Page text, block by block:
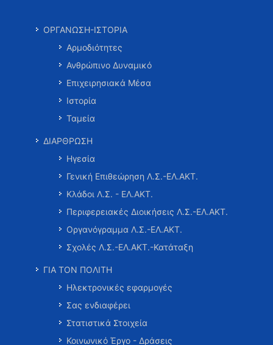
ΟΡΓΑΝΩΣΗ-ΙΣΤΟΡΙΑ
Αρμοδιότητες
Ανθρώπινο Δυναμικό
Επιχειρησιακά Μέσα
Ιστορία
Ταμεία
ΔΙΑΡΘΡΩΣΗ
Ηγεσία
Γενική Επιθεώρηση Λ.Σ.-ΕΛ.ΑΚΤ.
Κλάδοι Λ.Σ. - ΕΛ.ΑΚΤ.
Περιφερειακές Διοικήσεις Λ.Σ.-ΕΛ.ΑΚΤ.
Οργανόγραμμα Λ.Σ.-ΕΛ.ΑΚΤ.
Σχολές Λ.Σ.-ΕΛ.ΑΚΤ.-Κατάταξη
ΓΙΑ ΤΟΝ ΠΟΛΙΤΗ
Ηλεκτρονικές εφαρμογές
Σας ενδιαφέρει
Στατιστικά Στοιχεία
Κοινωνικό Έργο - Δράσεις